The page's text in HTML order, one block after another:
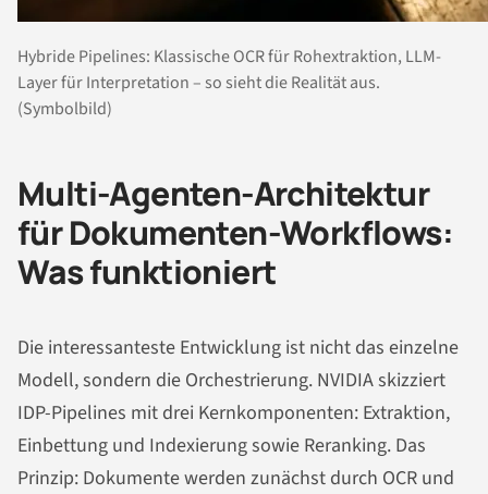
Hybride Pipelines: Klassische OCR für Rohextraktion, LLM-
Layer für Interpretation – so sieht die Realität aus.
(Symbolbild)
Multi-Agenten-Architektur
für Dokumenten-Workflows:
Was funktioniert
Die interessanteste Entwicklung ist nicht das einzelne
Modell, sondern die Orchestrierung. NVIDIA skizziert
IDP-Pipelines mit drei Kernkomponenten: Extraktion,
Einbettung und Indexierung sowie Reranking. Das
Prinzip: Dokumente werden zunächst durch OCR und